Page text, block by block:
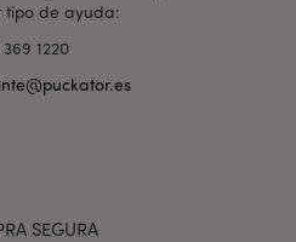
tipo de ayuda:
1220
SEGURA